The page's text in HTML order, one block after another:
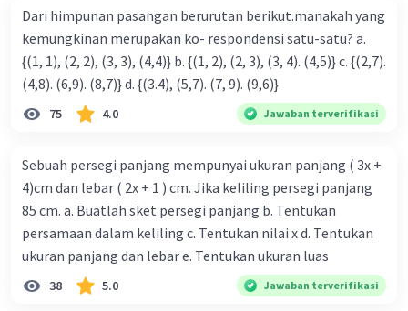
Luas = (4x – 7)(4x – 7)
Luas = 16x² – 28x – 28x + 49
Luas = 16x² – 56x + 49
Kita ingat juga bahwa keliling persegi = 4 × sisi,
jadi
Keliling = 4 × sisi
Keliling = 16x – 28
Jadi, luasnya 16x² – 56x + 49 dan kelilingnya
16x – 28.
Beri Rating
Dari himpunan pasangan berurutan berikut.manakah yang
kemungkinan merupakan ko- respondensi satu-satu? a.
{(1, 1), (2, 2), (3, 3), (4,4)} b. {(1, 2), (2, 3), (3, 4). (4,5)} c. {(2,7).
(4,8). (6,9). (8,7)} d. {(3.4), (5,7). (7, 9). (9,6)}
75 4.0 Jawaban terverifikasi
Sebuah persegi panjang mempunyai ukuran panjang ( 3x +
4)cm dan lebar ( 2x + 1 ) cm. Jika keliling persegi panjang
85 cm. a. Buatlah sket persegi panjang b. Tentukan
persamaan dalam keliling c. Tentukan nilai x d. Tentukan
ukuran panjang dan lebar e. Tentukan ukuran luas
38 5.0 Jawaban terverifikasi